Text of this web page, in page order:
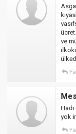
ve
Hadi
yok